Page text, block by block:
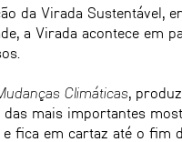
da Virada Sustentável,
a Virada acontece em
Climáticas ,
mais importantes
fica em cartaz até o fim